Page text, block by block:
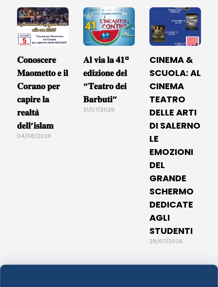
𝐂𝐨𝐧𝐨𝐬𝐜𝐞𝐫𝐞
𝐌𝐚𝐨𝐦𝐞𝐭𝐭𝐨 𝐞 𝐢𝐥
𝐂𝐨𝐫𝐚𝐧𝐨 𝐩𝐞𝐫
𝐜𝐚𝐩𝐢𝐫𝐞 𝐥𝐚
𝐫𝐞𝐚𝐥𝐭𝐚̀
𝐝𝐞𝐥𝐥’𝐢𝐬𝐥𝐚𝐦
04/08/2026
𝐀𝐥 𝐯𝐢𝐚 𝐥𝐚 𝟒𝟏ª
𝐞𝐝𝐢𝐳𝐢𝐨𝐧𝐞 𝐝𝐞𝐥
“𝐓𝐞𝐚𝐭𝐫𝐨 𝐝𝐞𝐢
𝐁𝐚𝐫𝐛𝐮𝐭𝐢”
31/07/2026
CINEMA &
SCUOLA: AL
CINEMA
TEATRO
DELLE ARTI
DI SALERNO
LE
EMOZIONI
DEL
GRANDE
SCHERMO
DEDICATE
AGLI
STUDENTI
28/07/2026